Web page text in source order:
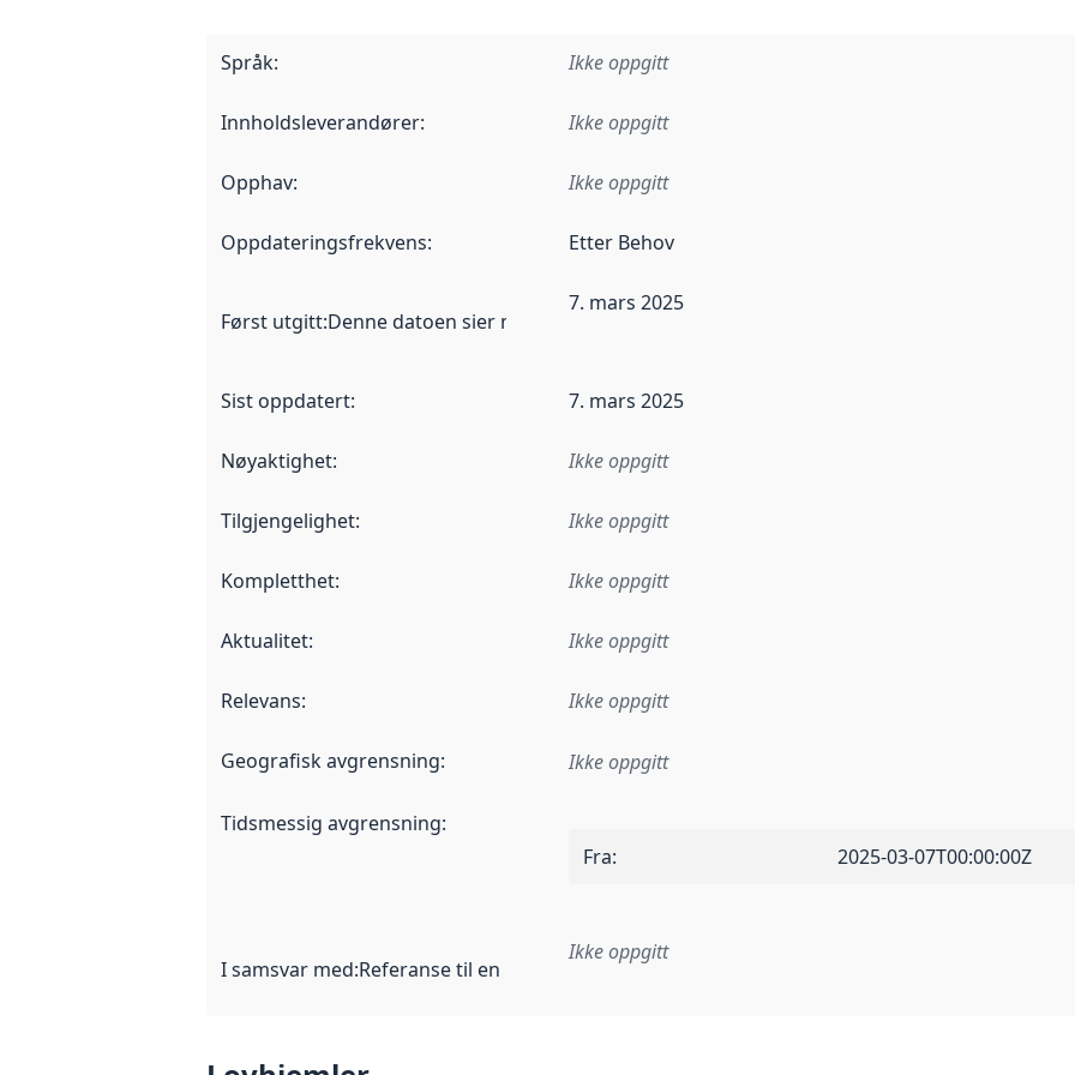
Språk: Ikke oppgitt
Innholdsleverandører: Ikke oppgitt
Opphav: Ikke oppgitt
Oppdateringsfrekvens: Etter Behov
Først utgitt:Denne datoen sier når dataene i dette datasettet første gang ble utgitt. Det kan
7. mars 2025
Sist oppdatert: 7. mars 2025
Nøyaktighet: Ikke oppgitt
Tilgjengelighet: Ikke oppgitt
Kompletthet: Ikke oppgitt
Aktualitet: Ikke oppgitt
Relevans: Ikke oppgitt
Geografisk avgrensning: Ikke oppgitt
Tidsmessig avgrensning:
Fra: 2025-03-07T00:00:00Z
I samsvar med:Referanse til en implementasjonsregel eller annen spesifikasjon, som ligger
Ikke oppgitt